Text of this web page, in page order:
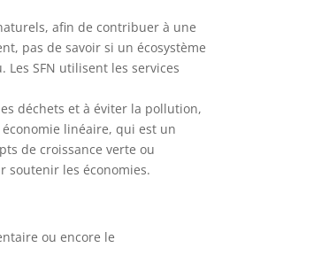
afin de contribuer à une
pas de savoir si un écosystème
SFN utilisent les services
déchets et à éviter la pollution,
linéaire, qui est un
de croissance verte ou
soutenir les économies.
ou encore le